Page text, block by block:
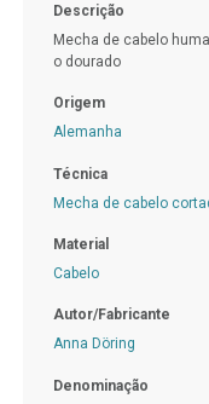
Descrição
Mecha de cabelo
o dourado
Origem
Alemanha
Técnica
Mecha de cabelo
Material
Cabelo
Autor/Fabricante
Anna Döring
Denominação